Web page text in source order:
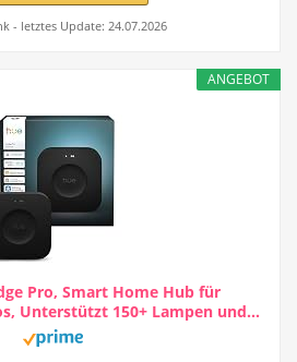
- letztes Update: 24.07.2026
ANGEBOT
Pro, Smart Home Hub für
Unterstützt 150+ Lampen und...